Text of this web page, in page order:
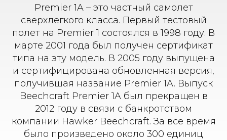
Premier 1A – это частный самолет
сверхлегкого класса. Первый тестовый
полет на Premier 1 состоялся в 1998 году. В
марте 2001 года был получен сертификат
типа на эту модель. В 2005 году выпущена
и сертифицирована обновленная версия,
получившая название Premier 1A. Выпуск
Beechcraft Premier 1A был прекращен в
2012 году в связи с банкротством
компании Hawker Beechcraft. За все время
было произведено около 300 единиц